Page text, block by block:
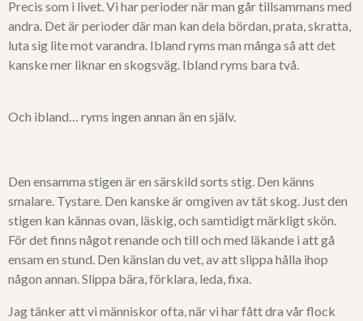
Precis som i livet. Vi har perioder när man går tillsammans med
andra. Det är perioder där man kan dela bördan, prata, skratta,
luta sig lite mot varandra. Ibland ryms man många så att det
kanske mer liknar en skogsväg. Ibland ryms bara två.
Och ibland… ryms ingen annan än en själv.
Den ensamma stigen är en särskild sorts stig. Den känns
smalare. Tystare. Den kanske är omgiven av tät skog. Just den
stigen kan kännas ovan, läskig, och samtidigt märkligt skön.
För det finns något renande och till och med läkande i att gå
ensam en stund. Den känslan du vet, av att slippa hålla ihop
någon annan. Slippa bära, förklara, leda, fixa.
Jag tänker att vi människor ofta, när vi har fått dra vår flock